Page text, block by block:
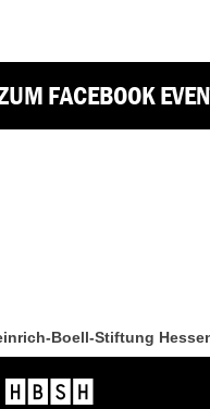
FACEBOOK
Boell-Stiftung